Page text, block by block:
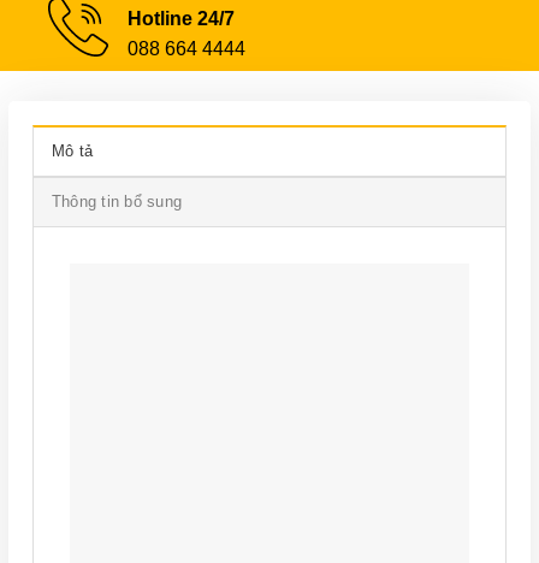
Hotline 24/7
088 664 4444
Mô tả
Thông tin bổ sung